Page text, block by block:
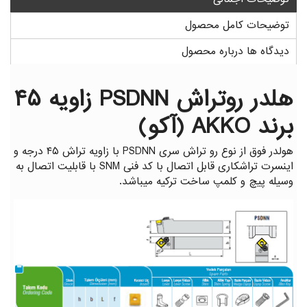
توضیحات کامل محصول
دیدگاه ها درباره محصول
هلدر روتراش PSDNN زاویه ۴۵
برند AKKO (آکو)
هولدر فوق از نوع رو تراش سری PSDNN با زاویه تراش ۴۵ درجه و
اینسرت تراشکاری قابل اتصال با کد فنی SNM با قابلیت اتصال به
وسیله پیچ و کلمپ ساخت ترکیه میباشد.